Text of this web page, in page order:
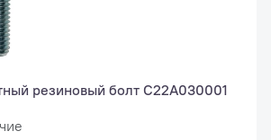
резиновый болт C22A030001